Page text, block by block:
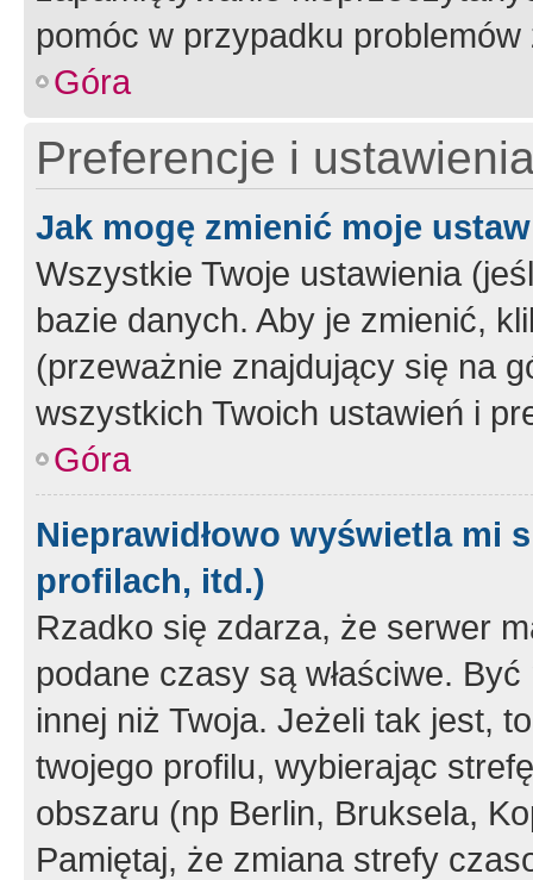
pomóc w przypadku
Góra
Preferencje i
Jak mogę zmienić moje
Wszystkie Twoje ustawienia
bazie danych. Aby je zmienić,
(przeważnie znajdujący się na
wszystkich Twoich ustawień i
Góra
Nieprawidłowo wyświetla mi
profilach, itd.)
Rzadko się zdarza, że serwer
podane czasy są właściwe.
innej niż Twoja. Jeżeli tak jest,
twojego profilu, wybierając
obszaru (np Berlin, Bruksela,
Pamiętaj, że zmiana strefy